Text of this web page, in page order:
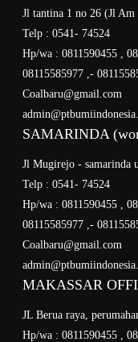
Jl tantina 1 no 26 (Jl Am
Telp : 0541- 74524
Hp/wa : 0811590455 ,
08115585977 ,-
Coalbaru@gmail.com
SAMARINDA
Jl Mugirejo - samarinda
Telp : 0541- 74524
Hp/wa : 0811590455 ,
08115585977 ,-
Coalbaru@gmail.com
MAKASSAR
JL Berua raya,
Hp/wa : 0811590455 ,